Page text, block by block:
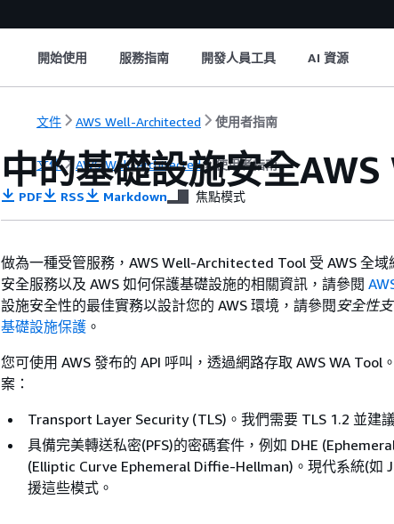
開始使用 服務指南 開發人員工具 AI 資源
文件 AWS Well-Architected 使用者指南
文件 AWS Well-Architected 使用者指南
中的基礎設施安全
PDF RSS Markdown 焦點模式
做為一種受管服務，AWS Well-Architected Tool 受 AWS 全域
安全服務以及 AWS 如何保護基礎設施的相關資訊，請參閱
設施安全性的最佳實務以設計您的 AWS 環境，請參閱 安全性
基礎設施保護 。
您可使用 AWS 發布的 API 呼叫，透過網路存取 AWS WA Tool
案：
Transport Layer Security (TLS)。我們需要 TLS 1.2 並建
具備完美轉送私密(PFS)的密碼套件，例如 DHE
(Elliptic Curve Ephemeral Diffie-Hellman)。現代系統(如
援這些模式。